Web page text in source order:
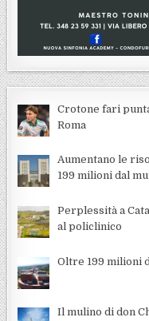
Crotone fari
Roma
Aumentano le
199 milioni dal
Perplessità a
al policlinico
Oltre 199 milioni
Il mulino di don